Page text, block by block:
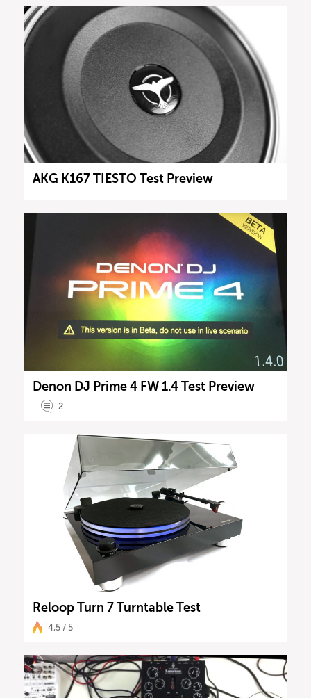
AKG K167 TIESTO Test Preview
Denon DJ Prime 4 FW 1.4 Test Preview
2
Reloop Turn 7 Turntable Test
4,5 / 5